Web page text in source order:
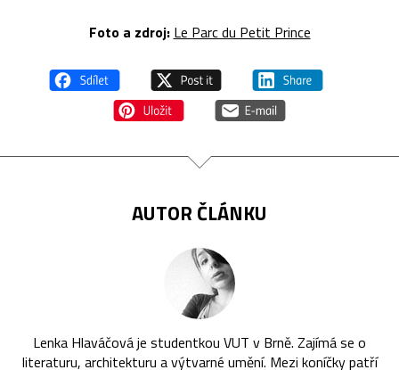
Foto a zdroj: Le Parc du Petit Prince
AUTOR ČLÁNKU
Lenka Hlaváčová je studentkou VUT v Brně. Zajímá se o
literaturu, architekturu a výtvarné umění. Mezi koníčky patří